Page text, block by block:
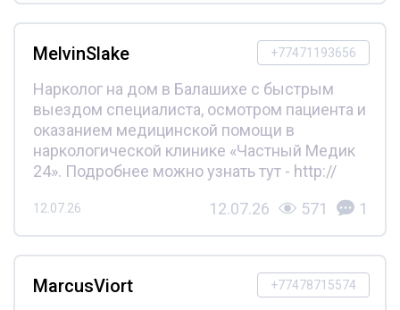
+77471193656
MelvinSlake
Нарколог на дом в Балашихе с быстрым
выездом специалиста, осмотром пациента и
оказанием медицинской помощи в
наркологической клинике «Частный Медик
24». Подробнее можно узнать тут - http://
12.07.26 12.07.26 571 1
+77478715574
MarcusViort